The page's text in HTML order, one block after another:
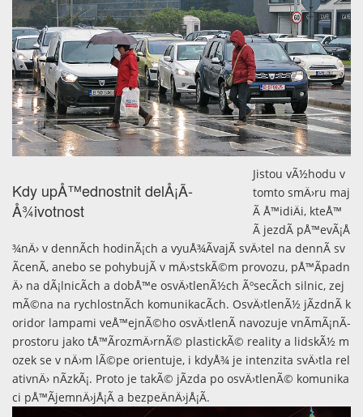
Kdy upÅ™ednostnit delÅ¡Ã­
Å¾ivotnost
Jistou vÃ½hodu v
tomto smÄ›ru maj
Ã­ Å™idiÄi, kteÅ™
Ã­ jezdÃ­ pÅ™evÃ¡Å
¾nÄ› v dennÃ­ch hodinÃ¡ch a vyuÅ¾Ã­vajÃ­ svÄ›tel na dennÃ­ sv
Ã­cenÃ­, anebo se pohybujÃ­ v mÄ›stskÃ©m provozu, pÅ™Ã­padn
Ä› na dÃ¡lnicÃ­ch a dobÅ™e osvÄ›tlenÃ½ch ÃºsecÃ­ch silnic, zej
mÃ©na na rychlostnÃ­ch komunikacÃ­ch. OsvÄ›tlenÃ½ jÃ­zdnÃ­ k
oridor lampami veÅ™ejnÃ©ho osvÄ›tlenÃ­ navozuje vnÃ­mÃ¡nÃ­
prostoru jako tÅ™Ã­rozmÄ›rnÃ© plastickÃ© reality a lidskÃ½ m
ozek se v nÄ›m lÃ©pe orientuje, i kdyÅ¾ je intenzita svÄ›tla rel
ativnÄ› nÃ­zkÃ¡. Proto je takÃ© jÃ­zda po osvÄ›tlenÃ© komunika
ci pÅ™Ã­jemnÄ›jÅ¡Ã­ a bezpeÄnÄ›jÅ¡Ã­.